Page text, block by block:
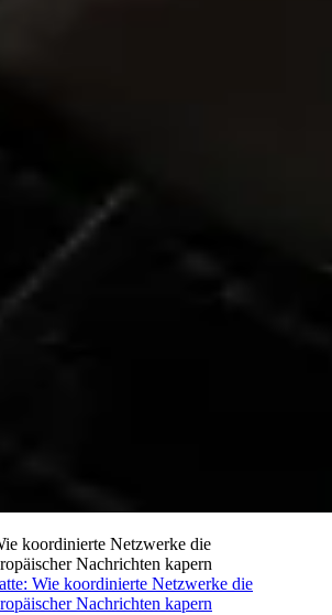
koordinierte Netzwerke die
Nachrichten kapern
Wie koordinierte Netzwerke die
Nachrichten kapern